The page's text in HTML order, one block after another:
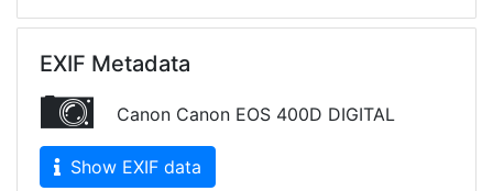
EXIF Metadata
Canon Canon EOS 400D DIGITAL
Show EXIF data